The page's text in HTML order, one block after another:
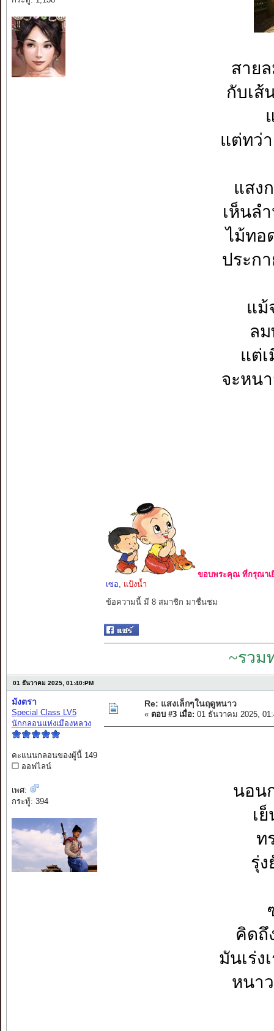
สาย
กับเส้
แต่ทว่
แสง
เห็นล
ไม้ทอ
ประก
แม้
ล
แต่
จะหน
ขอบพระคุณ ที่กรุณาเ
เซอ, แป้งน้ำ
ข้อความนี้ มี 8 สมาชิก มาชื่นชม
~รวม
01 ธันวาคม 2025, 01:40:PM
มังตรา
Special Class LV5
นักกลอนแห่งเมืองหลวง
คะแนนกลอนของผู้นี้ 149
ออฟไลน์
เพศ:
กระทู้: 394
Re: แสงเล็กๆในฤดูหนาว
« ตอบ #3 เมื่อ: 01 ธันวาคม 2025,
นอน
เ
ท
รุ่
คิดถึ
มันเร่ง
หนา